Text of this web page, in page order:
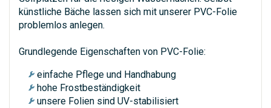
künstliche Bäche lassen sich mit unserer PVC-Folie
problemlos anlegen.
Grundlegende Eigenschaften von PVC-Folie:
einfache Pflege und Handhabung
hohe Frostbeständigkeit
unsere Folien sind UV-stabilisiert